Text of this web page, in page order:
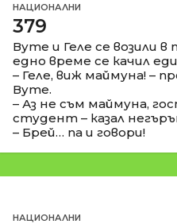
НАЦИОНАЛНИ
379
Вуте и Геле се возили в
едно време се качил
– Геле, виж маймуна! –
Вуте.
– Аз не съм маймуна,
студент – казал
– Брей… па и говори!
НАЦИОНАЛНИ